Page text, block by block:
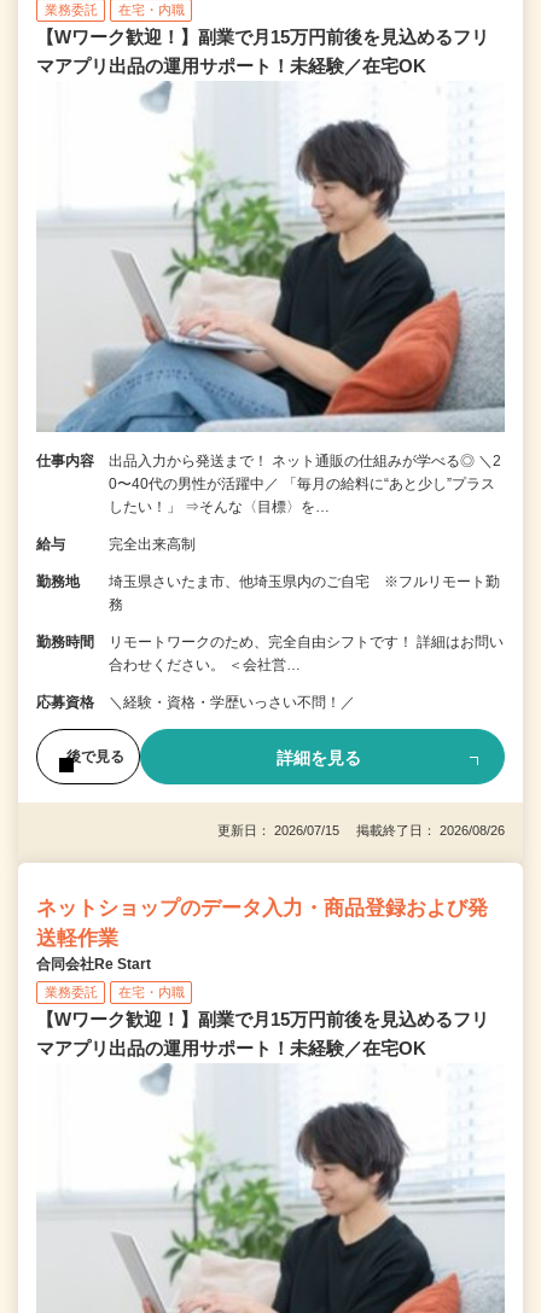
業務委託 在宅・内職
【Wワーク歓迎！】副業で月15万円前後を見込めるフリ
マアプリ出品の運用サポート！未経験／在宅OK
仕事内容
出品入力から発送まで！ ネット通販の仕組みが学べる◎ ＼2
0〜40代の男性が活躍中／ 「毎月の給料に“あと少し”プラス
したい！」 ⇒そんな〈目標〉を…
給与 完全出来高制
勤務地
埼玉県さいたま市、他埼玉県内のご自宅 ※フルリモート勤
務
勤務時間
リモートワークのため、完全自由シフトです！ 詳細はお問い
合わせください。 ＜会社営…
応募資格 ＼経験・資格・学歴いっさい不問！／
後で見る 詳細を見る
更新日： 2026/07/15 掲載終了日： 2026/08/26
ネットショップのデータ入力・商品登録および発
送軽作業
合同会社Re Start
業務委託 在宅・内職
【Wワーク歓迎！】副業で月15万円前後を見込めるフリ
マアプリ出品の運用サポート！未経験／在宅OK